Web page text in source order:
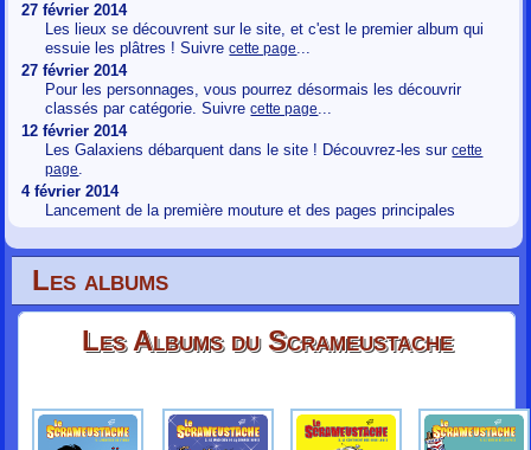
27 février 2014
Les lieux se découvrent sur le site, et c'est le premier album qui
essuie les plâtres ! Suivrecette page...
27 février 2014
Pour les personnages, vous pourrez désormais les découvrir
classés par catégorie. Suivrecette page...
12 février 2014
Les Galaxiens débarquent dans le site ! Découvrez-les surcette
page.
4 février 2014
Lancement de la première mouture et des pages principales
Les albums
Les Albums du Scrameustache